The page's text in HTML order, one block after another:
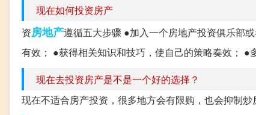
现在如何投资房产
资房地产遵循五大步骤 ●加入一个房地产投资俱乐部
有效； ●获得相关知识和技巧，使自己的策略奏效； ●
现在去投资房产是不是一个好的选择？
现在不适合房产投资，很多地方会有限购，也会抑制炒